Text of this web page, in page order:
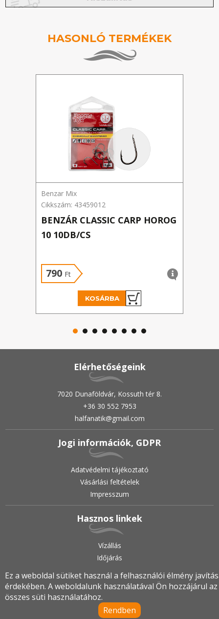
HASONLÓ TERMÉKEK
Benzar Mix
Cikkszám: 43459012
BENZÁR CLASSIC CARP HOROG
10 10DB/CS
790 Ft
KOSÁRBA
Elérhetőségeink
7020 Dunaföldvár, Kossuth tér 8.
+36 30 552 7953
halfanatik@gmail.com
Jogi információk, GDPR
Adatvédelmi tájékoztató
Vásárlási feltételek
Impresszum
Hasznos linkek
Vízállás
Időjárás
2019.•© halfanatik.hu•Minden jog fenntartva!
Ez a weboldal sütiket használ a felhasználói élmény
érdekében. A weboldalunk használatával Ön hozzájárul az
összes süti használatához.
Rendben